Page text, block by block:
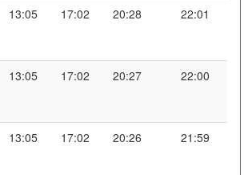
13:05 17:02 20:28 22:01
13:05 17:02 20:27 22:00
13:05 17:02 20:26 21:59